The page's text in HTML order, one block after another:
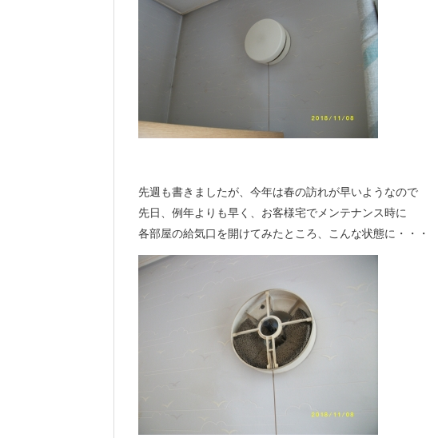
先週も書きましたが、今年は春の訪れが早いようなので
先日、例年よりも早く、お客様宅でメンテナンス時に
各部屋の給気口を開けてみたところ、こんな状態に・・・